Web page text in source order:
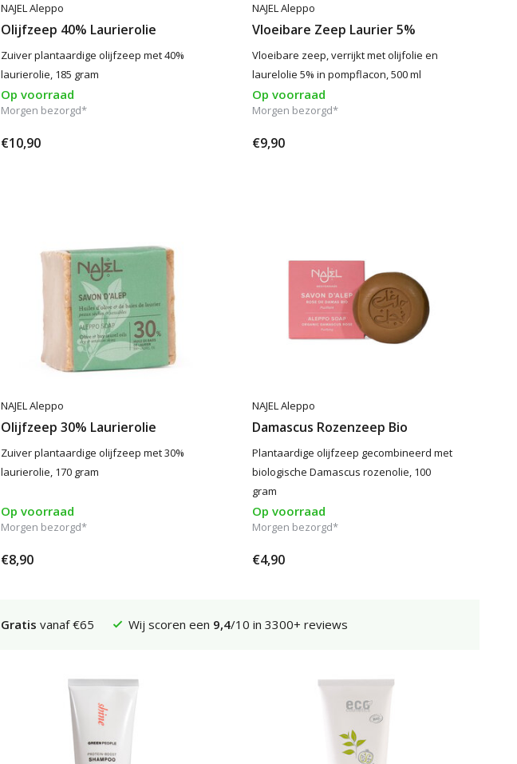
NAJEL Aleppo
Olijfzeep 40% Laurierolie
Zuiver plantaardige olijfzeep met 40%
laurierolie, 185 gram
Op voorraad
Morgen bezorgd*
€10,90
NAJEL Aleppo
Vloeibare Zeep Laurier 5%
Vloeibare zeep, verrijkt met olijfolie en
laurelolie 5% in pompflacon, 500 ml
Op voorraad
Morgen bezorgd*
€9,90
NAJEL Aleppo
Olijfzeep 30% Laurierolie
Zuiver plantaardige olijfzeep met 30%
laurierolie, 170 gram
Op voorraad
Morgen bezorgd*
€8,90
NAJEL Aleppo
Damascus Rozenzeep Bio
Plantaardige olijfzeep gecombineerd met
biologische Damascus rozenolie, 100
gram
Op voorraad
Morgen bezorgd*
€4,90
Gratis vanaf €65 Wij scoren een 9,4/10 in 3300+ reviews